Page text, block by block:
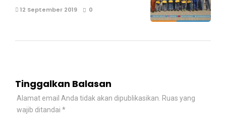
12 September 2019 0
Tinggalkan Balasan
Alamat email Anda tidak akan dipublikasikan. Ruas yang
wajib ditandai *